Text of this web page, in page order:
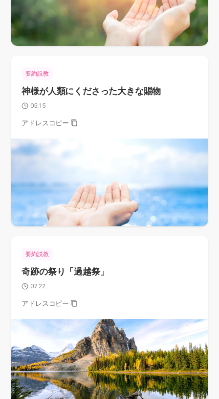
要約説教
神様が人類にくださった大きな賜物
05:15
アドレスコピー
要約説教
奇跡の祭り「過越祭」
07:22
アドレスコピー